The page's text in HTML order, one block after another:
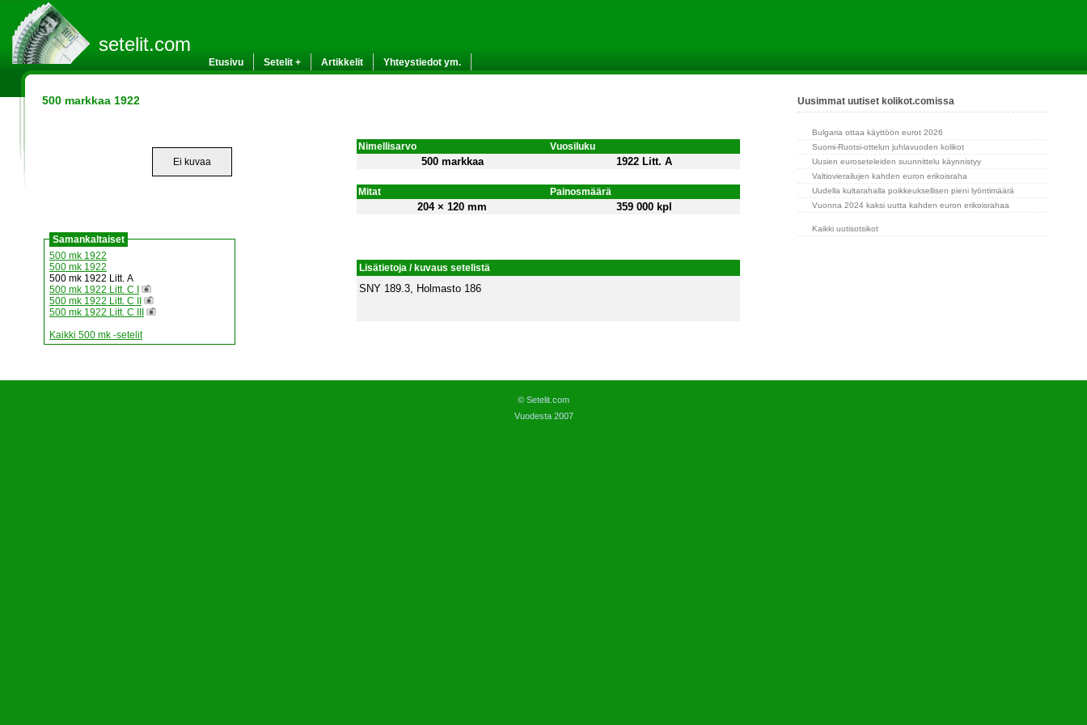
setelit.com
Etusivu Setelit + Artikkelit Yhteystiedot ym.
500 markkaa 1922
Ei kuvaa
Samankaltaiset
500 mk 1922
500 mk 1922
500 mk 1922 Litt. A
500 mk 1922 Litt. C I
500 mk 1922 Litt. C II
500 mk 1922 Litt. C III
Kaikki 500 mk -setelit
Nimellisarvo Vuosiluku
500 markkaa 1922 Litt. A
Mitat Painosmäärä
204 × 120 mm 359 000 kpl
Lisätietoja / kuvaus setelistä
SNY 189.3, Holmasto 186
Uusimmat uutiset kolikot.comissa
Bulgaria ottaa käyttöön eurot 2026
Suomi-Ruotsi-ottelun juhlavuoden kolikot
Uusien euroseteleiden suunnittelu käynnistyy
Valtiovierailujen kahden euron erikoisraha
Uudella kultarahalla poikkeuksellisen pieni lyöntimäärä
Vuonna 2024 kaksi uutta kahden euron erikoisrahaa
Kaikki uutisotsikot
© Setelit.com
Vuodesta 2007